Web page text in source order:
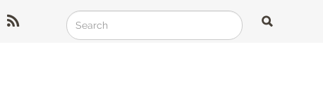
Search
Search
Search